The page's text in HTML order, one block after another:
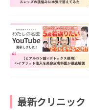
最新クリニック